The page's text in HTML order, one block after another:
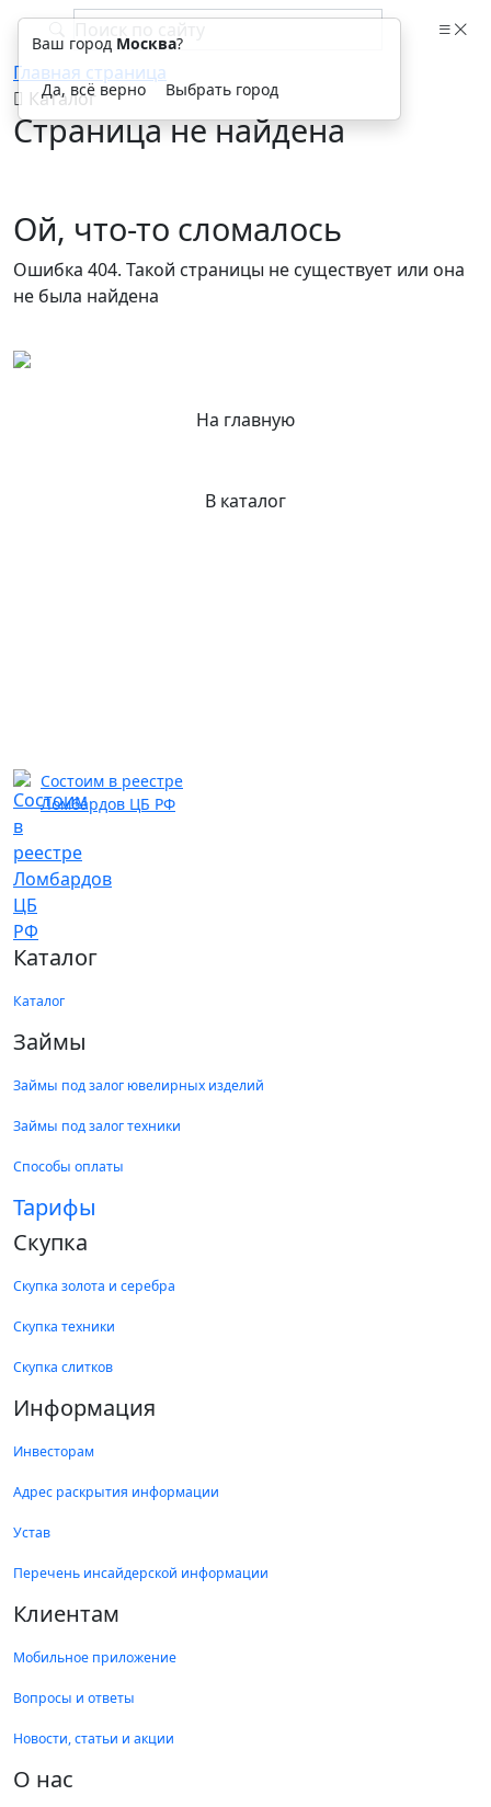
Главная страница
Каталог
Страница не найдена
Ой, что-то сломалось
Ошибка 404. Такой страницы не существует или она
не была найдена
На главную
В каталог
Состоим в реестре
Ломбардов ЦБ РФ
Каталог
Каталог
Займы
Займы под залог ювелирных изделий
Займы под залог техники
Способы оплаты
Тарифы
Скупка
Скупка золота и серебра
Скупка техники
Скупка слитков
Информация
Инвесторам
Адрес раскрытия информации
Устав
Перечень инсайдерской информации
Клиентам
Мобильное приложение
Вопросы и ответы
Новости, статьи и акции
О нас
Ваш город Москва?
Да, всё верно Выбрать город